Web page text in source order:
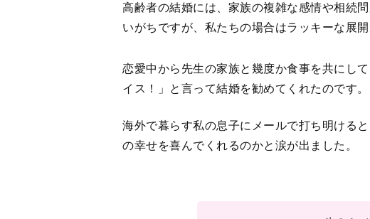
高齢者の結婚には、家族の複雑な感情や相続
いがちですが、私たちの場合はラッキーな展開
恋愛中から先生の家族と幾度か食事を共にし
イス！」と言って結婚を勧めてくれたのです。
海外で暮らす私の息子にメールで打ち明ける
の幸せを喜んでくれるのかと涙が出ました。